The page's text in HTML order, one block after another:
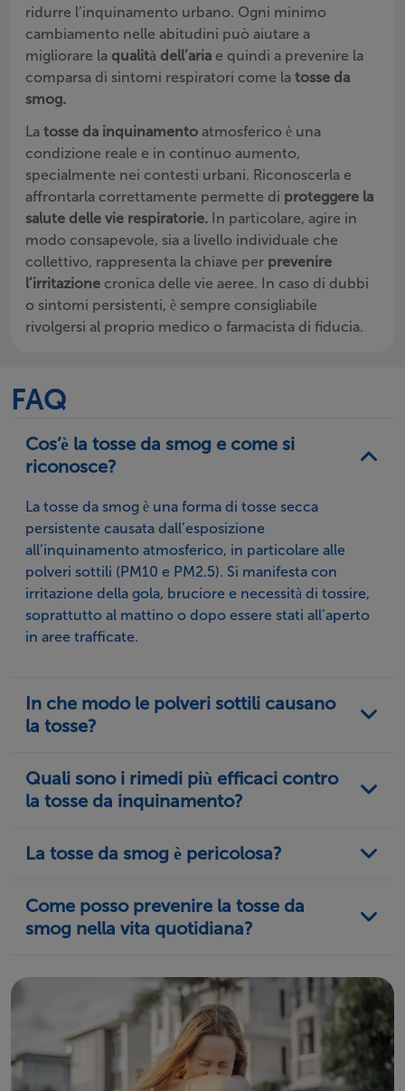
ridurre l’inquinamento urbano. Ogni minimo
cambiamento nelle abitudini può aiutare a
migliorare la qualità dell’aria e quindi a prevenire la
comparsa di sintomi respiratori come la tosse da
smog.
La tosse da inquinamento atmosferico è una
condizione reale e in continuo aumento,
specialmente nei contesti urbani. Riconoscerla e
affrontarla correttamente permette di proteggere la
salute delle vie respiratorie. In particolare, agire in
modo consapevole, sia a livello individuale che
collettivo, rappresenta la chiave per prevenire
l’irritazione cronica delle vie aeree. In caso di dubbi
o sintomi persistenti, è sempre consigliabile
rivolgersi al proprio medico o farmacista di fiducia.
FAQ
Cos’è la tosse da smog e come si
riconosce?
La tosse da smog è una forma di tosse secca
persistente causata dall’esposizione
all’inquinamento atmosferico, in particolare alle
polveri sottili (PM10 e PM2.5). Si manifesta con
irritazione della gola, bruciore e necessità di tossire,
soprattutto al mattino o dopo essere stati all’aperto
in aree trafficate.
In che modo le polveri sottili causano
la tosse?
Quali sono i rimedi più efficaci contro
la tosse da inquinamento?
La tosse da smog è pericolosa?
Come posso prevenire la tosse da
smog nella vita quotidiana?